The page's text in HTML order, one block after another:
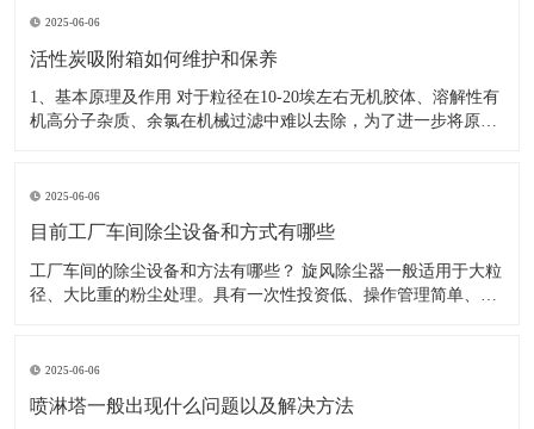
行改革，解决了露天安放和压缩空气源压力低的问题。
2025-06-06
活性炭吸附箱如何维护和保养
1、基本原理及作用 对于粒径在10-20埃左右无机胶体、溶解性有
机高分子杂质、余氯在机械过滤中难以去除，为了进一步将原水
是由于其结构中存在大量孔径在20-50埃的微孔和
2025-06-06
目前工厂车间除尘设备和方式有哪些
工厂车间的除尘设备和方法有哪些？ 旋风除尘器一般适用于大粒
径、大比重的粉尘处理。具有一次性投资低、操作管理简单、集
污染，除尘效率也高，清灰更加方便。
2025-06-06
喷淋塔一般出现什么问题以及解决方法